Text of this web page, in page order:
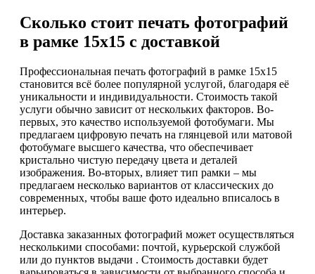
Сколько стоит печать фотографий
в рамке 15х15 с доставкой
Профессиональная печать фотографий в рамке 15х15
становится всё более популярной услугой, благодаря её
уникальности и индивидуальности. Стоимость такой
услуги обычно зависит от нескольких факторов. Во-
первых, это качество используемой фотобумаги. Мы
предлагаем цифровую печать на глянцевой или матовой
фотобумаге высшего качества, что обеспечивает
кристально чистую передачу цвета и деталей
изображения. Во-вторых, влияет тип рамки – мы
предлагаем несколько вариантов от классических до
современных, чтобы ваше фото идеально вписалось в
интерьер.
Доставка заказанных фотографий может осуществляться
несколькими способами: почтой, курьерской службой
или до пунктов выдачи . Стоимость доставки будет